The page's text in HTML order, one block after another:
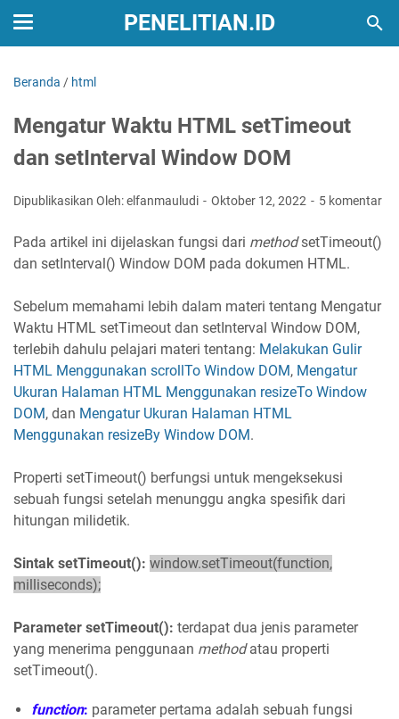
PENELITIAN.ID
Beranda / html
Mengatur Waktu HTML setTimeout
dan setInterval Window DOM
Dipublikasikan Oleh: elfanmauludi Oktober 12, 2022 5 komentar
Pada artikel ini dijelaskan fungsi dari methodsetTimeout()
dan setInterval() Window DOM pada dokumen HTML.
Sebelum memahami lebih dalam materi tentang Mengatur
Waktu HTML setTimeout dan setInterval Window DOM,
terlebih dahulu pelajari materi tentang: Melakukan Gulir
HTML Menggunakan scrollTo Window DOM, Mengatur
Ukuran Halaman HTML Menggunakan resizeTo Window
DOM, dan Mengatur Ukuran Halaman HTML
Menggunakan resizeBy Window DOM.
Properti setTimeout() berfungsi untuk mengeksekusi
sebuah fungsi setelah menunggu angka spesifik dari
hitungan milidetik.
Sintak setTimeout(): window.setTimeout(function,
milliseconds);
Parameter setTimeout(): terdapat dua jenis parameter
yang menerima penggunaan methodatau properti
setTimeout().
function: parameter pertama adalah sebuah fungsi